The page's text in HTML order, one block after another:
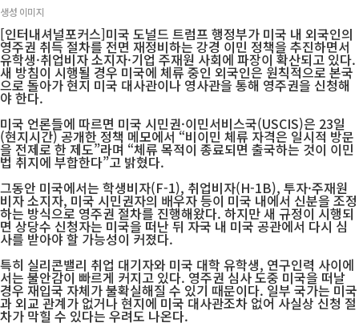
생성 이미지
[인터내셔널포커스]미국 도널드 트럼프 행정부가 미국 내 외국인의
영주권 취득 절차를 전면 재정비하는 강경 이민 정책을 추진하면서
유학생·취업비자 소지자·기업 주재원 사회에 파장이 확산되고 있다.
새 방침이 시행될 경우 미국에 체류 중인 외국인은 원칙적으로 본국
으로 돌아가 현지 미국 대사관이나 영사관을 통해 영주권을 신청해
야 한다.
미국 언론들에 따르면 미국 시민권·이민서비스국(USCIS)은 23일
(현지시간) 공개한 정책 메모에서 “비이민 체류 자격은 일시적 방문
을 전제로 한 제도”라며 “체류 목적이 종료되면 출국하는 것이 이민
법 취지에 부합한다”고 밝혔다.
그동안 미국에서는 학생비자(F-1), 취업비자(H-1B), 투자·주재원
비자 소지자, 미국 시민권자의 배우자 등이 미국 내에서 신분을 조정
하는 방식으로 영주권 절차를 진행해왔다. 하지만 새 규정이 시행되
면 상당수 신청자는 미국을 떠난 뒤 자국 내 미국 공관에서 다시 심
사를 받아야 할 가능성이 커졌다.
특히 실리콘밸리 취업 대기자와 미국 대학 유학생, 연구인력 사이에
서는 불안감이 빠르게 커지고 있다. 영주권 심사 도중 미국을 떠날
경우 재입국 자체가 불확실해질 수 있기 때문이다. 일부 국가는 미국
과 외교 관계가 없거나 현지에 미국 대사관조차 없어 사실상 신청 절
차가 막힐 수 있다는 우려도 나온다.